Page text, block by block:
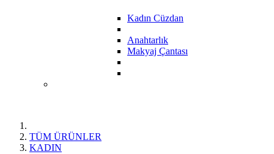
Kadın Cüzdan
Anahtarlık
Makyaj Çantası
TÜM ÜRÜNLER
KADIN